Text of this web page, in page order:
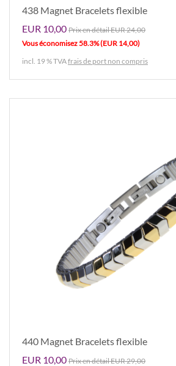
438 Magnet Bracelets flexible
EUR 10,00 Prix ​​en détail EUR 24,00
Vous économisez 58.3% (EUR 14,00)
incl. 19 % TVAfrais de port non compris
440 Magnet Bracelets flexible
EUR 10,00 Prix ​​en détail EUR 29,00